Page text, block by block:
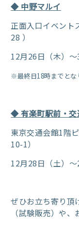
◆ 中野マルイ
正面入口イベント
28 ）
12月26日（木）
※最終日18時までとな
◆ 有楽町駅前・交
東京交通会館1階
10-1）
12月28日（土）
ぜひお立ち寄り頂
（試験販売）や